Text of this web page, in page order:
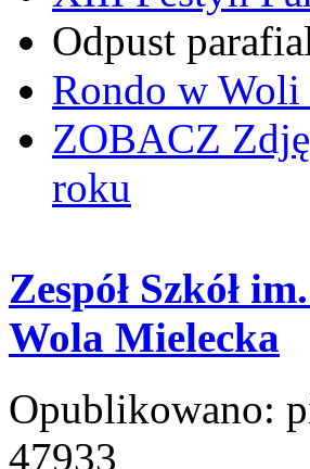
Odpust
Rondo w
ZOBACZ
roku
Zespół Szkół
Wola Mielecka
Opublikowano:
47933